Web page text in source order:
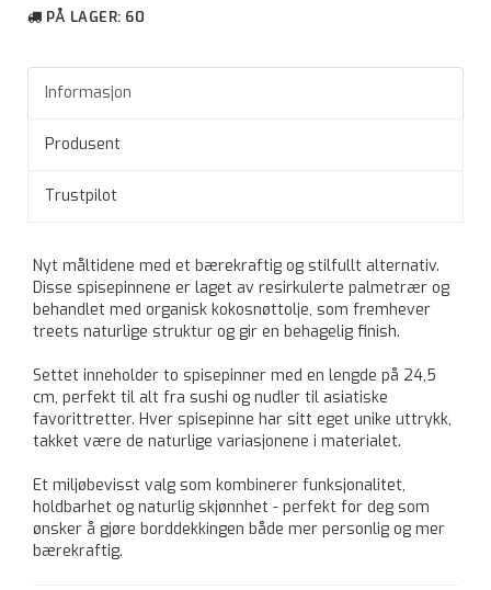
PÅ LAGER: 60
Informasjon
Produsent
Trustpilot
Nyt måltidene med et bærekraftig og stilfullt alternativ.
Disse spisepinnene er laget av resirkulerte palmetrær og
behandlet med organisk kokosnøttolje, som fremhever
treets naturlige struktur og gir en behagelig finish.
Settet inneholder to spisepinner med en lengde på 24,5
cm, perfekt til alt fra sushi og nudler til asiatiske
favorittretter. Hver spisepinne har sitt eget unike uttrykk,
takket være de naturlige variasjonene i materialet.
Et miljøbevisst valg som kombinerer funksjonalitet,
holdbarhet og naturlig skjønnhet - perfekt for deg som
ønsker å gjøre borddekkingen både mer personlig og mer
bærekraftig.